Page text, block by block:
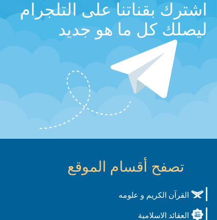
اشترك بقناتنا على التلجرام
ليصلك كل ما هو جديد
تصفح أقسام الموقع
القرآن الكريم و علومه
العقائد الاسلامية